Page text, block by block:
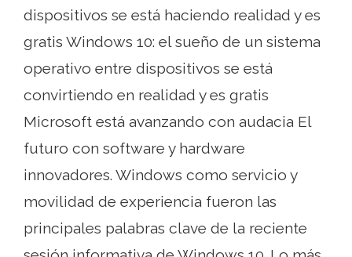
dispositivos se está haciendo realidad y es
gratis Windows 10: el sueño de un sistema
operativo entre dispositivos se está
convirtiendo en realidad y es gratis
Microsoft está avanzando con audacia El
futuro con software y hardware
innovadores. Windows como servicio y
movilidad de experiencia fueron las
principales palabras clave de la reciente